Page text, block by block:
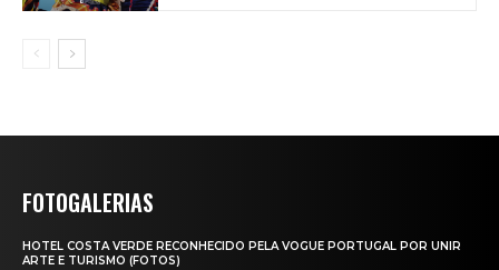
FOTOGALERIAS
HOTEL COSTA VERDE RECONHECIDO PELA VOGUE PORTUGAL POR UNIR
ARTE E TURISMO (FOTOS)